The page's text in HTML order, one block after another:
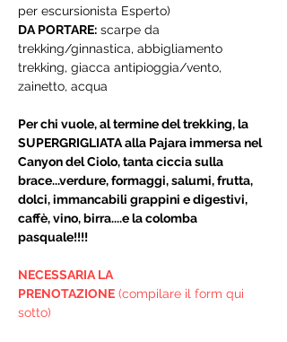
per escursionista Esperto)
DA PORTARE: scarpe da
trekking/ginnastica, abbigliamento
trekking, giacca antipioggia/vento,
zainetto, acqua
Per chi vuole, al termine del trekking, la
SUPERGRIGLIATA alla Pajara immersa nel
Canyon del Ciolo, tanta ciccia sulla
brace...verdure, formaggi, salumi, frutta,
dolci, immancabili grappini e digestivi,
caffè, vino, birra....e la colomba
pasquale!!!!
NECESSARIA LA
PRENOTAZIONE (compilare il form qui
sotto)